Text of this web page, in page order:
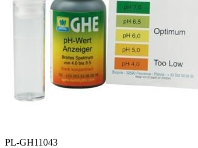
PL-GH11043